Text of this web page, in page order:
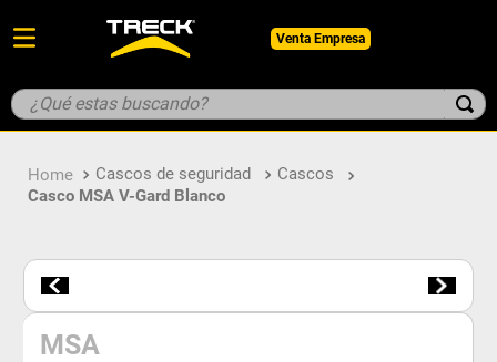
Venta Empresa
¿Qué estas buscando?
Cascos de seguridad
Cascos
Casco MSA V-Gard Blanco
MSA
1. botin